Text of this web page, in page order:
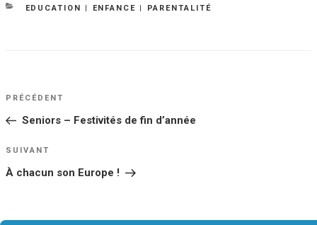
le
CATÉGORIES
EDUCATION ENFANCE PARENTALITÉ
NAVIGATION
DE
Article
PRÉCÉDENT
Seniors – Festivités de fin d’année
Article
SUIVANT
À chacun son Europe !